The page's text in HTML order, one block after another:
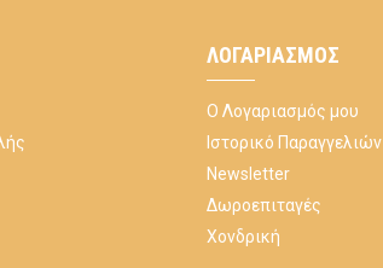
ΛΟΓΑΡΙΑΣΜΌΣ
Ο Λογαριασμός μου
Ιστορικό Παραγγελιών
Newsletter
Δωροεπιταγές
Χονδρική